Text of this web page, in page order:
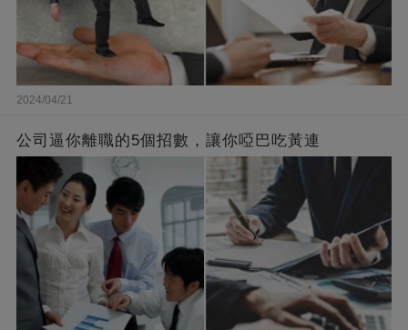
2024/04/21
公司逼你離職的5個招數，讓你啞巴吃黃連